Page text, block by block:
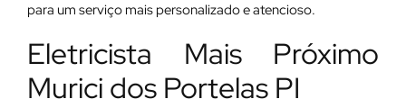
para um serviço mais personalizado e atencioso.
Eletricista Mais Próximo
Murici dos Portelas PI